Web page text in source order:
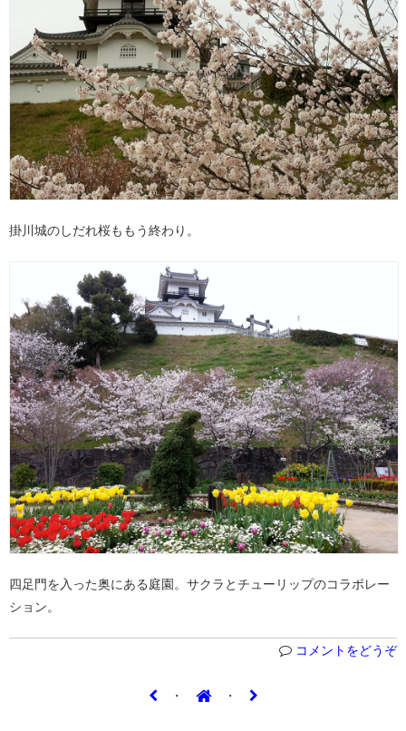
掛川城のしだれ桜ももう終わり。
四足門を入った奥にある庭園。サクラとチューリップのコラボレー
ション。
コメントをどうぞ
・ ・